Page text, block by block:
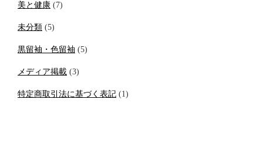
美と健康 (7)
未分類 (5)
黒留袖・色留袖 (5)
メディア掲載 (3)
特定商取引法に基づく表記 (1)